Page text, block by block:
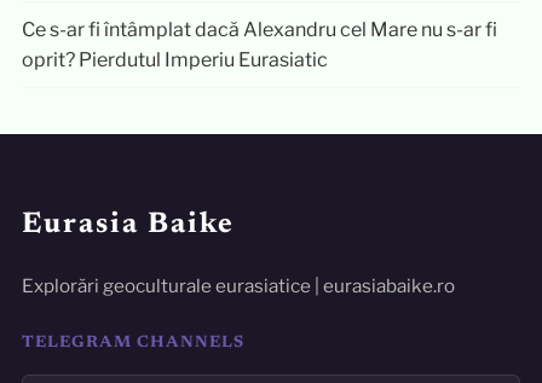
Ce s-ar fi întâmplat dacă Alexandru cel Mare nu s-ar fi
oprit? Pierdutul Imperiu Eurasiatic
Eurasia Baike
Explorări geoculturale eurasiatice | eurasiabaike.ro
TELEGRAM CHANNELS